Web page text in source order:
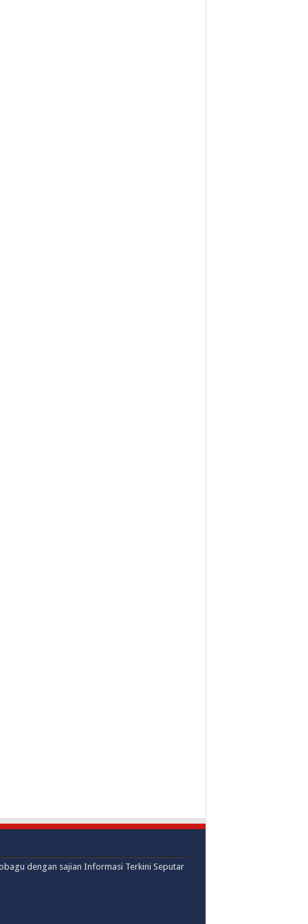
dengan sajian Informasi Terkini Seputar